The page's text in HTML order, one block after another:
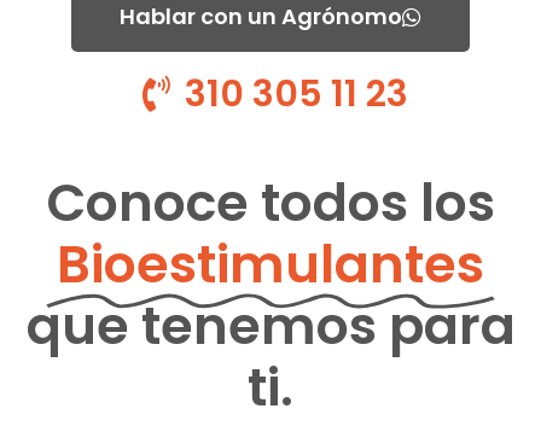
Hablar con un Agrónomo
310 305 11 23
Conoce todos los
Bioestimulantes
que tenemos para
ti.